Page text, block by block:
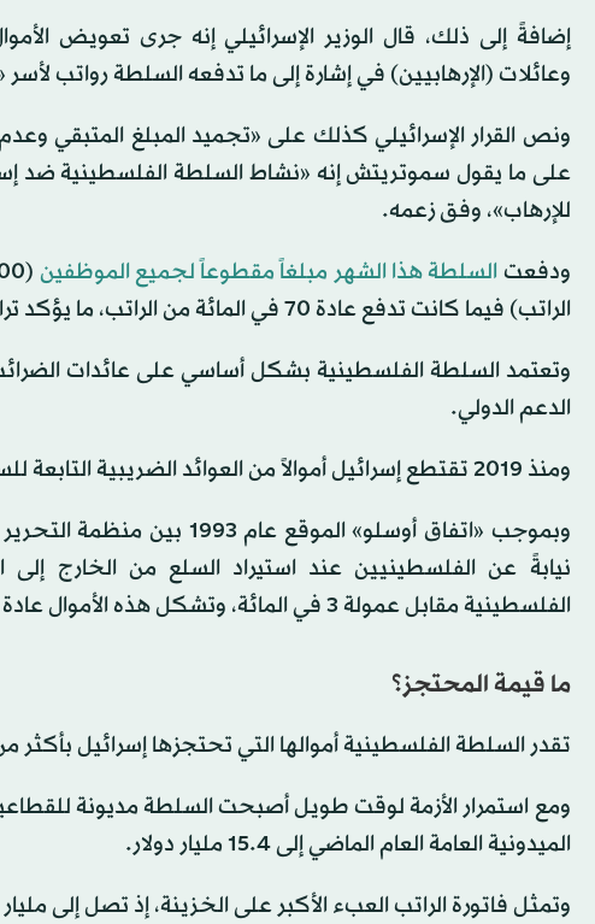
إضافةً إلى ذلك، قال الوزير الإسرائيلي إنه جرى تعويض
وعائلات (الإرهابيين) في إشارة إلى ما تدفعه السلطة رواتب
ونص القرار الإسرائيلي كذلك على «تجميد المبلغ المتبقي
على ما يقول سموتريتش إنه «نشاط السلطة الفلسطينية ضد
للإرهاب»، وفق زعمه.
ودفعت السلطة هذا الشهر مبلغاً مقطوعاً لجميع الموظفين
الراتب) فيما كانت تدفع عادة 70 في المائة من الراتب، ما يؤكد تراجع قدرتها على تأمين الرواتب شهراً بعد شهر.
وتعتمد السلطة الفلسطينية بشكل أساسي على عائدات
الدعم الدولي.
ومنذ 2019 تقتطع إسرائيل أموالاً من العوائد الضريبية التابعة للسلطة الفلسطينية، وتحجبها منذ حوالي عام بشكل كامل.
وبموجب «اتفاق أوسلو»
نيابةً عن الفلسطينيين عند استيراد السلع من الخارج
الفلسطينية مقابل عمولة 3 في المائة، وتشكل هذه الأموال عادة ما نسبته 75 في المائة من إيرادات السلطة.
ما قيمة المحتجز؟
تقدر السلطة الفلسطينية أموالها التي تحتجزها إسرائيل بأكثر من 14 مليار شيقل (4.5 مليار دولار
ومع استمرار الأزمة لوقت طويل أصبحت السلطة مديونة
الميدونية العامة العام الماضي إلى 15.4 مليار دولار.
وتمثل فاتورة الراتب العبء الأكبر على الخزينة، إذ تصل إلى مليار و50 مليون شيقل سنوياً (340 مليون